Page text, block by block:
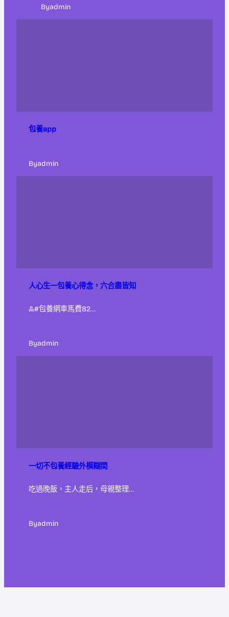
Byadmin
包養app
Byadmin
人心生一包養心得念，六合盡皆知
&#包養網車馬費82…
Byadmin
一切不包養經驗外模糊間
吃過晚飯，主人走后，母親整理…
Byadmin